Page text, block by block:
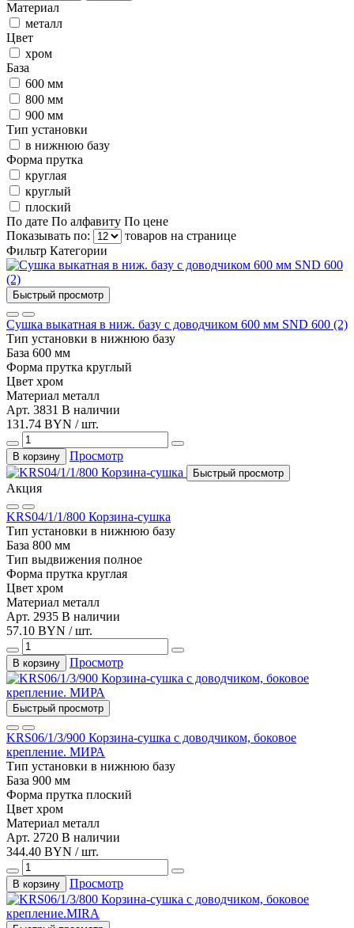
Материал
металл
Цвет
хром
База
600 мм
800 мм
900 мм
Тип установки
в нижнюю базу
Форма прутка
круглая
круглый
плоский
По дате По алфавиту По цене
Показывать по:
товаров на странице
Фильтр Категории
Быстрый просмотр
Сушка выкатная в ниж. базу с доводчиком 600 мм SND 600 (2)
Тип установки в нижнюю базу
База 600 мм
Форма прутка круглый
Цвет хром
Материал металл
Арт. 3831 В наличии
131.74 BYN / шт.
В корзину Просмотр
Быстрый просмотр
Акция
KRS04/1/1/800 Корзина-сушка
Тип установки в нижнюю базу
База 800 мм
Тип выдвижения полное
Форма прутка круглая
Цвет хром
Материал металл
Арт. 2935 В наличии
57.10 BYN / шт.
В корзину Просмотр
Быстрый просмотр
KRS06/1/3/900 Корзина-сушка с доводчиком, боковое
крепление. МИРА
Тип установки в нижнюю базу
База 900 мм
Форма прутка плоский
Цвет хром
Материал металл
Арт. 2720 В наличии
344.40 BYN / шт.
В корзину Просмотр